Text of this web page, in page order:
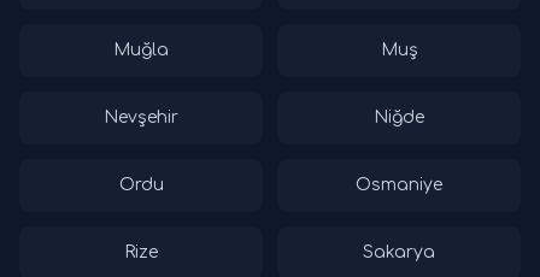
Muğla Muş
Nevşehir Niğde
Ordu Osmaniye
Rize Sakarya